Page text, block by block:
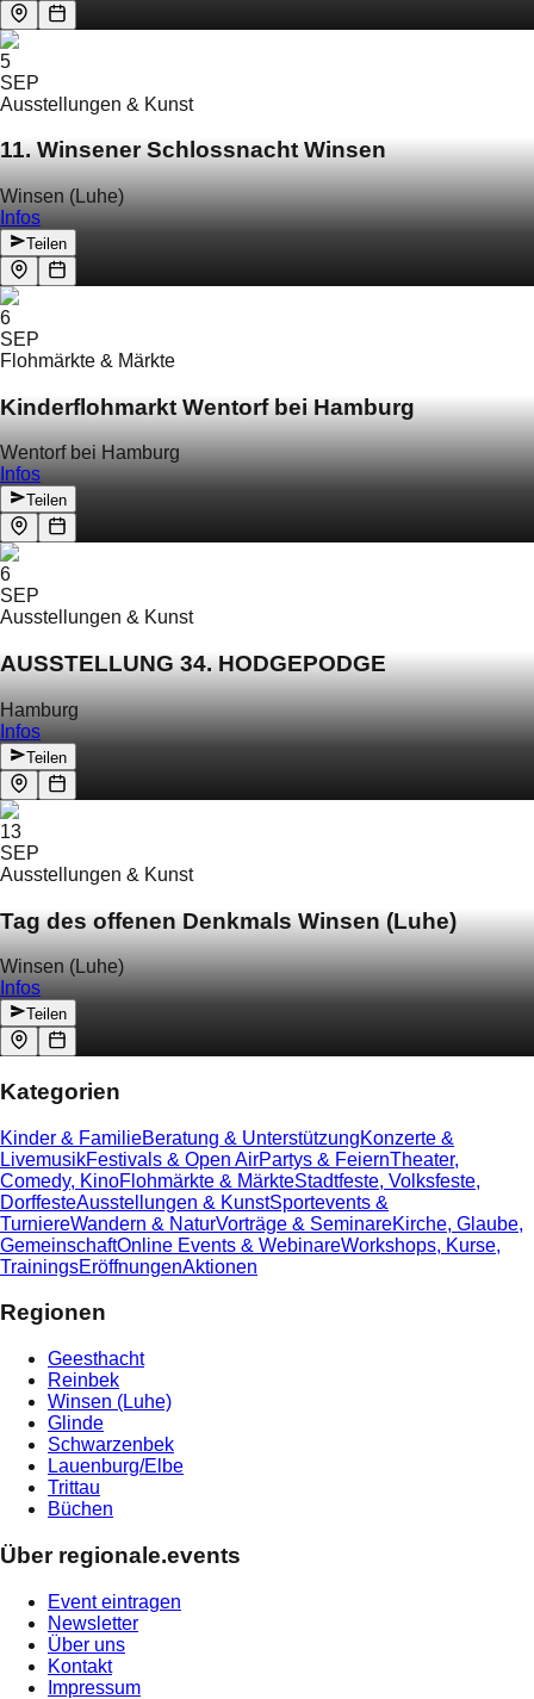
5
SEP
Ausstellungen & Kunst
11. Winsener Schlossnacht Winsen
Winsen (Luhe)
Infos
Teilen
6
SEP
Flohmärkte & Märkte
Kinderflohmarkt Wentorf bei Hamburg
Wentorf bei Hamburg
Infos
Teilen
6
SEP
Ausstellungen & Kunst
AUSSTELLUNG 34. HODGEPODGE
Hamburg
Infos
Teilen
13
SEP
Ausstellungen & Kunst
Tag des offenen Denkmals Winsen (Luhe)
Winsen (Luhe)
Infos
Teilen
Kategorien
Kinder & FamilieBeratung & UnterstützungKonzerte &
LivemusikFestivals & Open AirPartys & FeiernTheater,
Comedy, KinoFlohmärkte & MärkteStadtfeste, Volksfeste,
DorffesteAusstellungen & KunstSportevents &
TurniereWandern & NaturVorträge & SeminareKirche, Glaube,
GemeinschaftOnline Events & WebinareWorkshops, Kurse,
TrainingsEröffnungenAktionen
Regionen
Geesthacht
Reinbek
Winsen (Luhe)
Glinde
Schwarzenbek
Lauenburg/Elbe
Trittau
Büchen
Über regionale.events
Event eintragen
Newsletter
Über uns
Kontakt
Impressum